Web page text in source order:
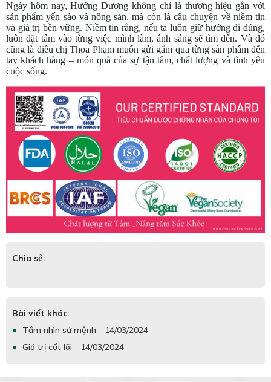
Ngày hôm nay, Hướng Dương không chỉ là thương hiệu gắn với
sản phẩm yến sào và nông sản, mà còn là câu chuyện về niềm tin
và giá trị bền vững. Niềm tin rằng, nếu ta luôn giữ hướng đi đúng,
luôn đặt tâm vào từng việc mình làm, ánh sáng sẽ tìm đến. Và đó
cũng là điều chị Thoa Phạm muốn gửi gắm qua từng sản phẩm đến
tay khách hàng – món quà của sự tận tâm, chất lượng và tình yêu
cuộc sống.
Chia sẻ:
Bài viết khác:
Tầm nhìn sứ mệnh - 14/03/2024
Giá trị cốt lõi - 14/03/2024